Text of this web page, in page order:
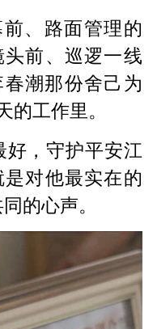
、路面管理的
前、巡逻一线
潮那份舍己为
的工作里。
好，守护平安江
对他最实在的
的心声。